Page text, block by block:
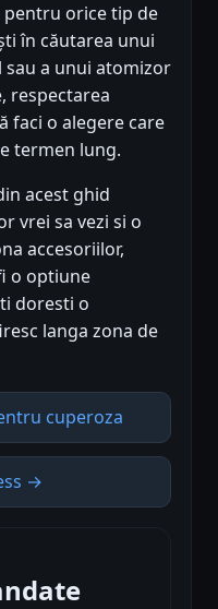
orice tip de
în căutarea unui
a unui atomizor
respectarea
faci o alegere care
termen lung.
acest ghid
vrei sa vezi si o
accesoriilor,
o optiune
doresti o
langa zona de
cuperoza
→